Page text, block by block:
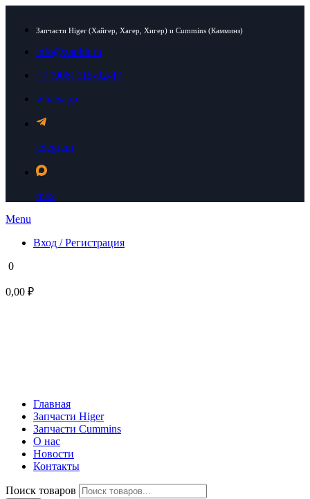
Запчасти Higer (Хайгер, Хагер, Хигер) и Cummins (Камминз)
info@zapkit.ru
+7 (906) 115-02-47
whatsapp
telegram
max
Menu
Вход / Регистрация
0
0,00 ₽
Главная
Запчасти Higer
Запчасти Cummins
О нас
Новости
Контакты
Поиск товаров